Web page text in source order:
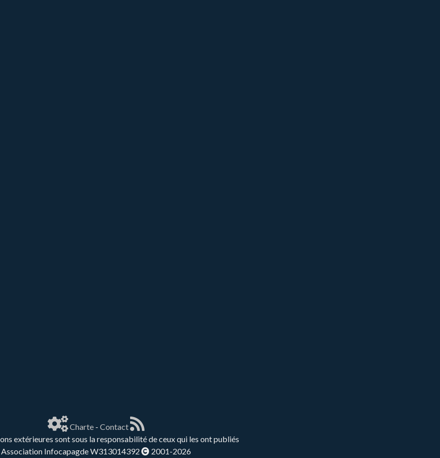
Charte- Contact
extérieures sont sous la responsabilité de ceux qui les ont publiés
Association Infocapagde W313014392
2001-2026